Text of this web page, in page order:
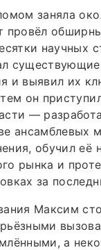
заняла
провёл
научных
и выявил их
он
—
ансамблевых
обучил её
рынка и
за
Максим
а